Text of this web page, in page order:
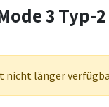
3 Typ-
nicht länger